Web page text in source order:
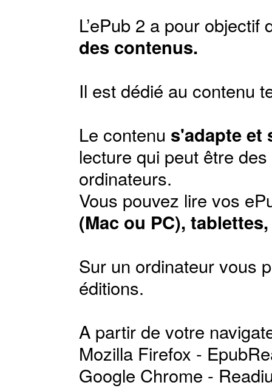
L’ePub 2 a pour
des contenus.
Il est dédié au contenu
Le contenu s'adapte et
lecture qui peut être
ordinateurs.
Vous pouvez lire vos
(Mac ou PC),
Sur un ordinateur vous
éditions.
A partir de votre
Mozilla Firefox -
Google Chrome -